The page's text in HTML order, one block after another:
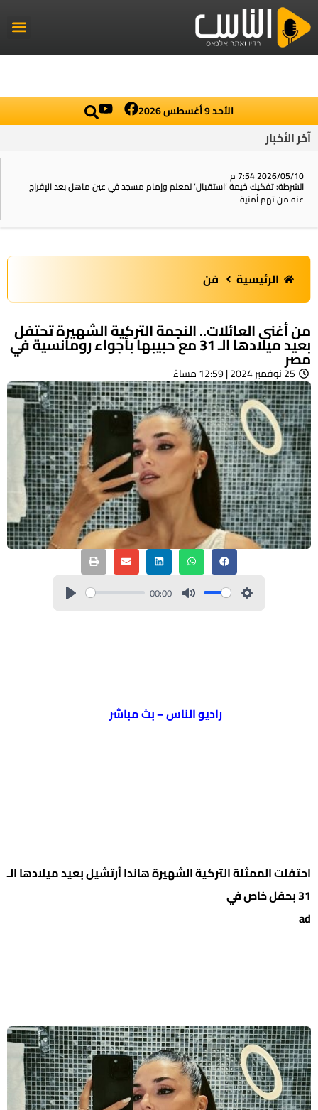
الأحد 9 أغسطس 2026
آخر الأخبار
2026/05/10 7:54 م
الشرطة: تفكيك خيمة ‘استقبال‘ لمعلم وإمام مسجد في عين ماهل بعد الإفراج
عنه من تهم أمنية
الرئيسية فن
من أغنى العائلات.. النجمة التركية الشهيرة تحتفل
بعيد ميلادها الـ 31 مع حبيبها بأجواء رومانسية في
مصر
25 نوفمبر 2024 | 12:59 مساءً
00:00
راديو الناس – بث مباشر
احتفلت الممثلة التركية الشهيرة هاندا أرتشيل بعيد ميلادها الـ
31 بحفل خاص في
ad